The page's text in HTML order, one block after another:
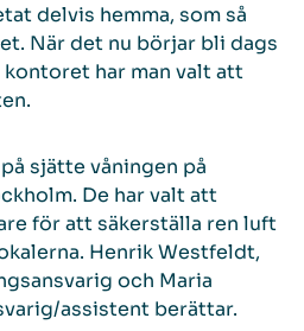
delvis hemma, som så
När det nu börjar bli dags
har man valt att
sjätte våningen på
De har valt att
för att säkerställa ren luft
Henrik Westfeldt,
och Maria
assistent berättar.